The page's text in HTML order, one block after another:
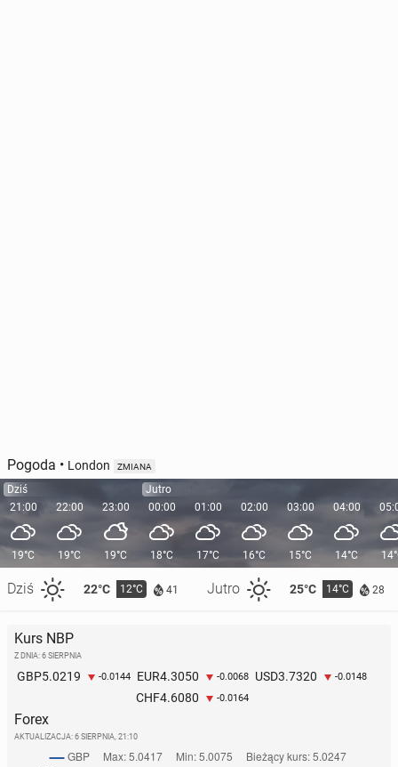
Pogoda • London ZMIANA
Dziś
21:00
19°C
Dziś 22°C 12°C 41 Jutro 25°C 14°C 28
22:00
19°C
23:00
19°C
Jutro
00:00
18°C
01:00
17°C
02:00
16°C
03:00
15°C
04:00
14°C
Kurs NBP
Z DNIA: 6 SIERPNIA
GBP5.0219 -0.0144 EUR4.3050 -0.0068 USD3.7320 -0.0148
CHF4.6080 -0.0164
Forex
AKTUALIZACJA: 6 SIERPNIA, 21:10